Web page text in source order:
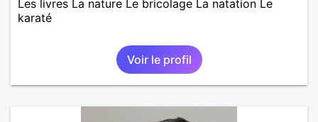
Les livres La nature Le bricolage La natation Le
karaté
Voir le profil